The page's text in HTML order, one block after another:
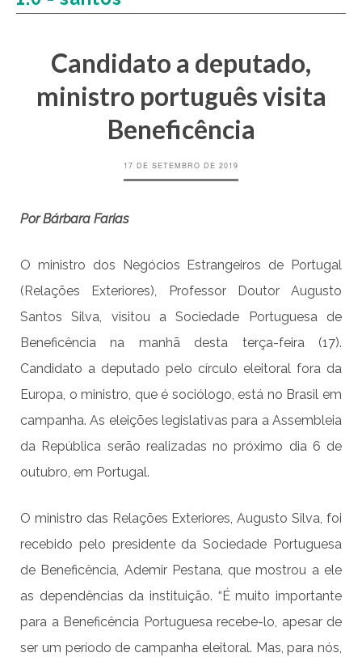
Candidato a deputado,
ministro português visita
Beneficência
17 DE SETEMBRO DE 2019
Por Bárbara Farias
O ministro dos Negócios Estrangeiros de Portugal
(Relações Exteriores), Professor Doutor Augusto
Santos Silva, visitou a Sociedade Portuguesa de
Beneficência na manhã desta terça-feira (17).
Candidato a deputado pelo círculo eleitoral fora da
Europa, o ministro, que é sociólogo, está no Brasil em
campanha. As eleições legislativas para a Assembleia
da República serão realizadas no próximo dia 6 de
outubro, em Portugal.
O ministro das Relações Exteriores, Augusto Silva, foi
recebido pelo presidente da Sociedade Portuguesa
de Beneficência, Ademir Pestana, que mostrou a ele
as dependências da instituição. “É muito importante
para a Beneficência Portuguesa recebe-lo, apesar de
ser um período de campanha eleitoral. Mas, para nós,